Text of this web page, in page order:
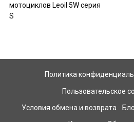
мотоциклов Leoil 5W серия
S
Политика
Пользовательское
Условия обмена и возврата